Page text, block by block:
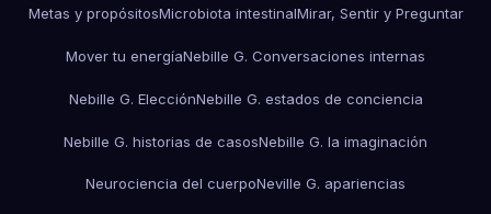
Metas y propósitosMicrobiota intestinalMirar, Sentir y Preguntar
Mover tu energíaNebille G. Conversaciones internas
Nebille G. ElecciónNebille G. estados de conciencia
Nebille G. historias de casosNebille G. la imaginación
Neurociencia del cuerpoNeville G. apariencias